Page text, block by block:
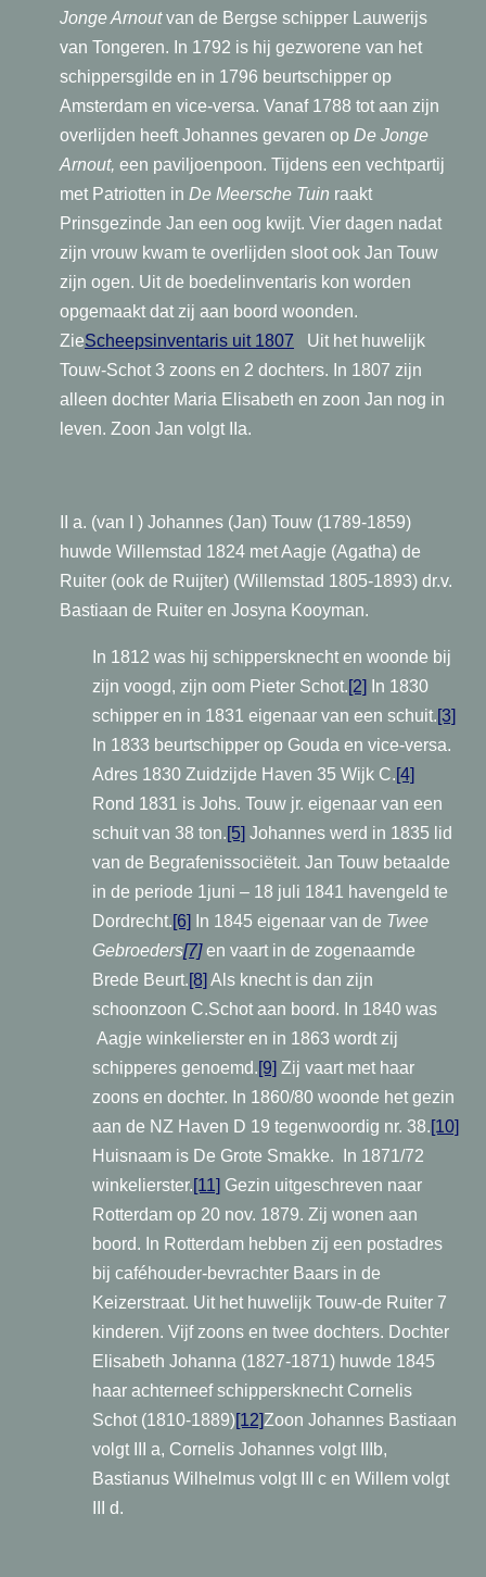
Jonge Arnoutvan de Bergse schipper Lauwerijs
van Tongeren. In 1792 is hij gezworene van het
schippersgilde en in 1796 beurtschipper op
Amsterdam en vice-versa. Vanaf 1788 tot aan zijn
overlijden heeft Johannes gevaren op De Jonge
Arnout, een paviljoenpoon. Tijdens een vechtpartij
met Patriotten in De Meersche Tuin raakt
Prinsgezinde Jan een oog kwijt. Vier dagen nadat
zijn vrouw kwam te overlijden sloot ook Jan Touw
zijn ogen. Uit de boedelinventaris kon worden
opgemaakt dat zij aan boord woonden.
ZieScheepsinventaris uit 1807 Uit het huwelijk
Touw-Schot 3 zoons en 2 dochters. In 1807 zijn
alleen dochter Maria Elisabeth en zoon Jan nog in
leven. Zoon Jan volgt IIa.
II a. (van I ) Johannes (Jan) Touw (1789-1859)
huwde Willemstad 1824 met Aagje (Agatha) de
Ruiter (ook de Ruijter) (Willemstad 1805-1893) dr.v.
Bastiaan de Ruiter en Josyna Kooyman.
In 1812 was hij schippersknecht en woonde bij
zijn voogd, zijn oom Pieter Schot.[2]
In 1830
schipper en in 1831 eigenaar van een schuit.[3]
In 1833 beurtschipper op Gouda en vice-versa.
Adres 1830 Zuidzijde Haven 35 Wijk C.[4]
Rond 1831 is Johs. Touw jr. eigenaar van een
schuit van 38 ton.[5] Johannes werd in 1835 lid
van de Begrafenissociëteit. Jan Touw betaalde
in de periode 1juni – 18 juli 1841 havengeld te
Dordrecht.[6] In 1845 eigenaar van de Twee
Gebroeders[7]en vaart in de zogenaamde
Brede Beurt.[8] Als knecht is dan zijn
schoonzoon C.Schot aan boord. In 1840 was
Aagje winkelierster en in 1863 wordt zij
schipperes genoemd.[9] Zij vaart met haar
zoons en dochter. In 1860/80 woonde het gezin
aan de NZ Haven D 19 tegenwoordig nr. 38.[10]
Huisnaam is De Grote Smakke. In 1871/72
winkelierster.[11] Gezin uitgeschreven naar
Rotterdam op 20 nov. 1879. Zij wonen aan
boord. In Rotterdam hebben zij een postadres
bij caféhouder-bevrachter Baars in de
Keizerstraat. Uit het huwelijk Touw-de Ruiter 7
kinderen. Vijf zoons en twee dochters. Dochter
Elisabeth Johanna (1827-1871) huwde 1845
haar achterneef schippersknecht Cornelis
Schot (1810-1889)[12]Zoon Johannes Bastiaan
volgt III a, Cornelis Johannes volgt IIIb,
Bastianus Wilhelmus volgt III c en Willem volgt
III d.